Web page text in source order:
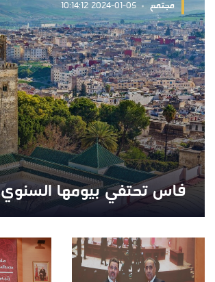
مجتمع 2024-01-05 10:14:12
فاس تحتفي بيومها السنوي